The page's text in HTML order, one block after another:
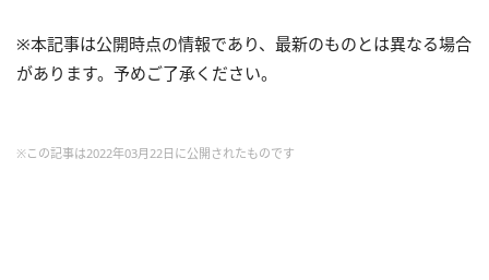
※本記事は公開時点の情報であり、最新のものとは異なる場合
があります。予めご了承ください。
※この記事は2022年03月22日に公開されたものです